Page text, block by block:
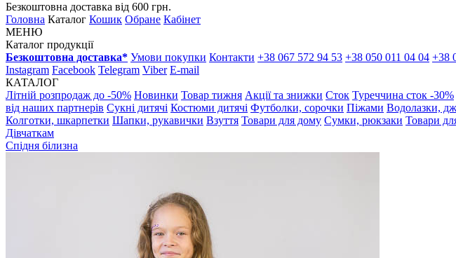
Безкоштовна доставка від 600 грн.
Головна Каталог Кошик Обране Кабінет
МЕНЮ
Каталог продукції
Безкоштовна доставка* Умови покупки Контакти +38 067 572 94 53 +38 050 011 04 04 +38
Instagram Facebook Telegram Viber E-mail
КАТАЛОГ
Літній розпродаж до -50% Новинки Товар тижня Акції та знижки Сток Туреччина сток -30%
від наших партнерів Сукні дитячі Костюми дитячі Футболки, сорочки Піжами Водолазки,
Колготки, шкарпетки Шапки, рукавички Взуття Товари для дому Сумки, рюкзаки Товари
Дівчаткам
Спідня білизна